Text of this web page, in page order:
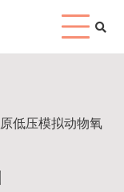
低压模拟动物氧